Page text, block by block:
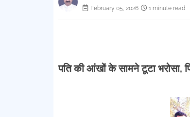
February 05, 2026
1 minute read
पति की आंखों के सामने टूटा भरोसा,